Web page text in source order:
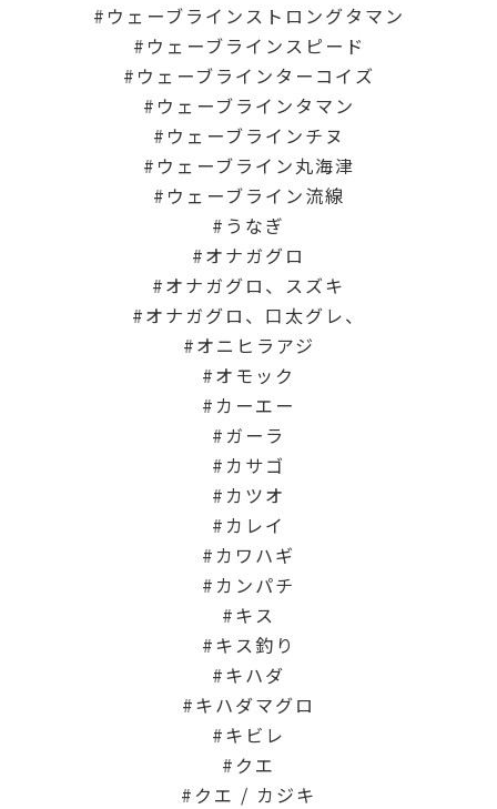
ウェーブラインストロングタマン
ウェーブラインスピード
ウェーブラインターコイズ
ウェーブラインタマン
ウェーブラインチヌ
ウェーブライン丸海津
ウェーブライン流線
うなぎ
オナガグロ
オナガグロ、スズキ
オナガグロ、口太グレ、
オニヒラアジ
オモック
カーエー
ガーラ
カサゴ
カツオ
カレイ
カワハギ
カンパチ
キス
キス釣り
キハダ
キハダマグロ
キビレ
クエ
クエ / カジキ